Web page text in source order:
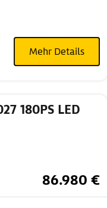
Mehr Details
180PS LED
86.980 €